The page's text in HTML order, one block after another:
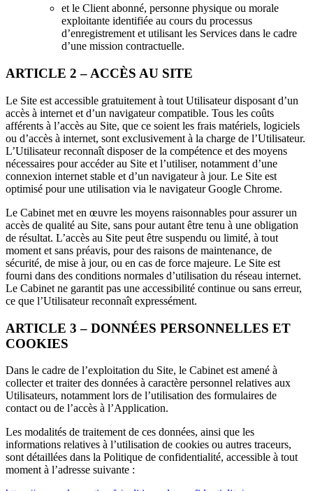
et le Client abonné, personne physique ou morale
exploitante identifiée au cours du processus
d’enregistrement et utilisant les Services dans le cadre
d’une mission contractuelle.
ARTICLE 2 – ACCÈS AU SITE
Le Site est accessible gratuitement à tout Utilisateur disposant d’un
accès à internet et d’un navigateur compatible. Tous les coûts
afférents à l’accès au Site, que ce soient les frais matériels, logiciels
ou d’accès à internet, sont exclusivement à la charge de l’Utilisateur.
L’Utilisateur reconnaît disposer de la compétence et des moyens
nécessaires pour accéder au Site et l’utiliser, notamment d’une
connexion internet stable et d’un navigateur à jour. Le Site est
optimisé pour une utilisation via le navigateur Google Chrome.
Le Cabinet met en œuvre les moyens raisonnables pour assurer un
accès de qualité au Site, sans pour autant être tenu à une obligation
de résultat. L’accès au Site peut être suspendu ou limité, à tout
moment et sans préavis, pour des raisons de maintenance, de
sécurité, de mise à jour, ou en cas de force majeure. Le Site est
fourni dans des conditions normales d’utilisation du réseau internet.
Le Cabinet ne garantit pas une accessibilité continue ou sans erreur,
ce que l’Utilisateur reconnaît expressément.
ARTICLE 3 – DONNÉES PERSONNELLES ET
COOKIES
Dans le cadre de l’exploitation du Site, le Cabinet est amené à
collecter et traiter des données à caractère personnel relatives aux
Utilisateurs, notamment lors de l’utilisation des formulaires de
contact ou de l’accès à l’Application.
Les modalités de traitement de ces données, ainsi que les
informations relatives à l’utilisation de cookies ou autres traceurs,
sont détaillées dans la Politique de confidentialité, accessible à tout
moment à l’adresse suivante :